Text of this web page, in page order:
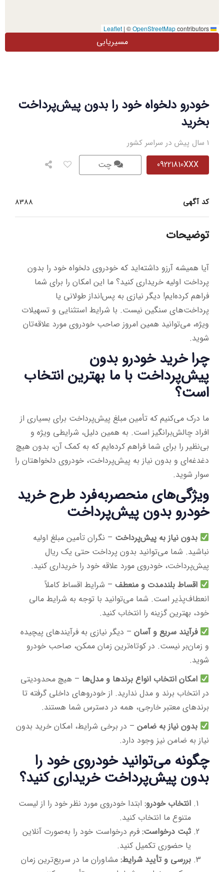
خودرو دلخواه خود را بدون پیش‌پرداخت
بخرید
1 سال پیش در سراسر کشور
09221810XXX چت
کد آگهی 8388
توضیحات
آیا همیشه آرزو داشته‌اید که خودروی دلخواه خود را بدون
پرداخت اولیه خریداری کنید؟ ما این امکان را برای شما
فراهم کرده‌ایم! دیگر نیازی به پس‌انداز طولانی یا
پرداخت‌های سنگین نیست. با شرایط استثنایی و تسهیلات
ویژه، می‌توانید همین امروز صاحب خودروی مورد علاقه‌تان
شوید.
چرا خرید خودرو بدون
پیش‌پرداخت با ما بهترین انتخاب
است؟
ما درک می‌کنیم که تأمین مبلغ پیش‌پرداخت برای بسیاری از
افراد چالش‌برانگیز است. به همین دلیل، شرایطی ویژه و
بی‌نظیر را برای شما فراهم کرده‌ایم که به کمک آن، بدون هیچ
دغدغه‌ای و بدون نیاز به پیش‌پرداخت، خودروی دلخواهتان را
سوار شوید.
ویژگی‌های منحصربه‌فرد طرح خرید
خودرو بدون پیش‌پرداخت
بدون نیاز به پیش‌پرداخت – نگران تأمین مبلغ اولیه
نباشید. شما می‌توانید بدون پرداخت حتی یک ریال
پیش‌پرداخت، خودروی مورد علاقه خود را خریداری کنید.
اقساط بلندمدت و منعطف – شرایط اقساط کاملاً
انعطاف‌پذیر است. شما می‌توانید با توجه به شرایط مالی
خود، بهترین گزینه را انتخاب کنید.
فرآیند سریع و آسان – دیگر نیازی به فرآیندهای پیچیده
و زمان‌بر نیست. در کوتاه‌ترین زمان ممکن، صاحب خودرو
شوید.
امکان انتخاب انواع برندها و مدل‌ها – هیچ محدودیتی
در انتخاب برند و مدل ندارید. از خودروهای داخلی گرفته تا
برندهای معتبر خارجی، همه در دسترس شما هستند.
بدون نیاز به ضامن – در برخی شرایط، امکان خرید بدون
نیاز به ضامن نیز وجود دارد.
چگونه می‌توانید خودروی خود را
بدون پیش‌پرداخت خریداری کنید؟
انتخاب خودرو: ابتدا خودروی مورد نظر خود را از لیست
متنوع ما انتخاب کنید.
ثبت درخواست: فرم درخواست خود را به‌صورت آنلاین
یا حضوری تکمیل کنید.
بررسی و تأیید شرایط: مشاوران ما در سریع‌ترین زمان
| ©OpenStreetMapcontributors
مسیریابی